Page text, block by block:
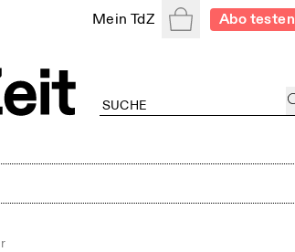
Mein TdZ WarenkorbAbo testen